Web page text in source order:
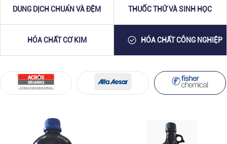
DUNG DỊCH CHUẨN VÀ ĐỆM THUỐC THỬ VÀ SINH HỌC
HÓA CHẤT CƠ KIM HÓA CHẤT CÔNG NGHIỆP